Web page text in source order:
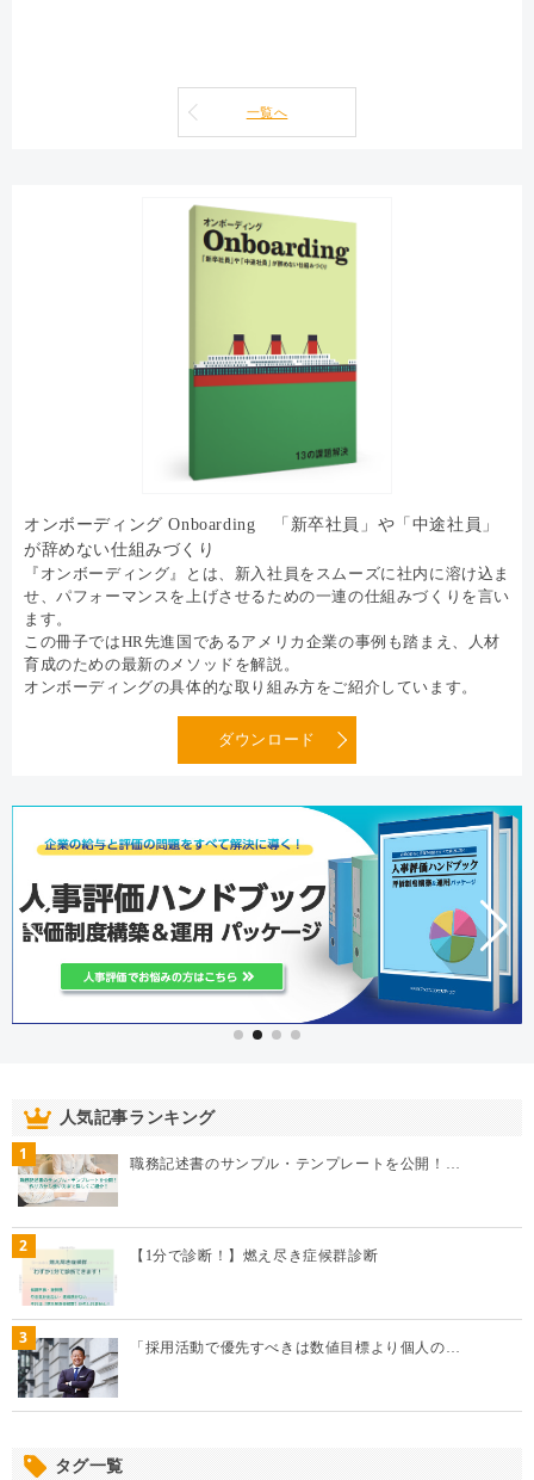
一覧へ
オンボーディング Onboarding 「新卒社員」や「中途社員」
が辞めない仕組みづくり
『オンボーディング』とは、新入社員をスムーズに社内に溶け込ま
せ、パフォーマンスを上げさせるための一連の仕組みづくりを言い
ます。
この冊子ではHR先進国であるアメリカ企業の事例も踏まえ、人材
育成のための最新のメソッドを解説。
オンボーディングの具体的な取り組み方をご紹介しています。
ダウンロード
人気記事ランキング
1 職務記述書のサンプル・テンプレートを公開！…
2 【1分で診断！】燃え尽き症候群診断
3 「採用活動で優先すべきは数値目標より個人の…
タグ一覧